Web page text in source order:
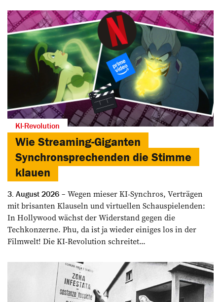
KI-Revolution
Wie Streaming-Giganten
Synchronsprechenden die Stimme
klauen
3. August 2026
Wegen mieser KI-Synchros, Verträgen
mit brisanten Klauseln und virtuellen Schauspielenden:
In Hollywood wächst der Widerstand gegen die
Techkonzerne. Phu, da ist ja wieder einiges los in der
Filmwelt! Die KI-Revolution schreitet...